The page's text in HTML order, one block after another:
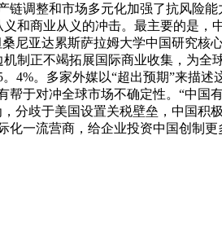
调整和市场多元化加强了抗风险
和商业从义的冲击。最主要的是
尼亚达累斯萨拉姆大学中国研究核
制正不竭拓展国际商业收集，为
4%。多家外媒以“超出预期”来描
于对冲全球市场不确定性。“中
分歧于美国设置关税壁垒，中国积
一流营商，给企业投资中国创制